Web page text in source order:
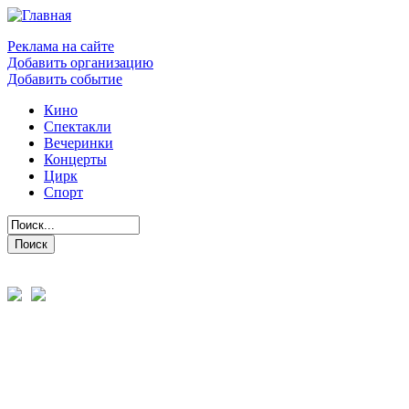
Реклама на сайте
Добавить организацию
Добавить событие
Кино
Спектакли
Вечеринки
Концерты
Цирк
Спорт